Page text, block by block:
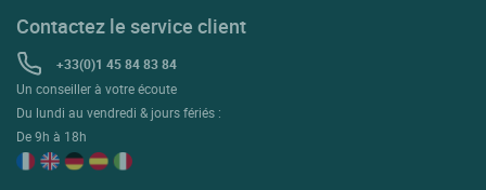
Contactez le service client
+33(0)1 45 84 83 84
Un conseiller à votre écoute
Du lundi au vendredi & jours fériés :
De 9h à 18h